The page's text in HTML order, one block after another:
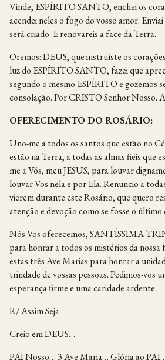
Vinde, ESPÍRITO SANTO, enchei os
acendei neles o fogo do vosso amor.
será criado. E renovareis a face da Terra.
Oremos: DEUS, que instruíste os
luz do ESPÍRITO SANTO, fazei que
segundo o mesmo ESPÍRITO e gozemos
consolação. Por CRISTO Senhor Nosso.
OFERECIMENTO DO ROSÁRIO:
Uno-me a todos os santos que estão no
estão na Terra, a todas as almas fiéis que
me a Vós, meu JESUS, para louvar
louvar-Vos nela e por Ela. Renuncio a
vierem durante este Rosário, que quero
atenção e devoção como se fosse o último
Nós Vos oferecemos, SANTÍSSIMA
para honrar a todos os mistérios da nossa
estas três Ave Marias para honrar a
trindade de vossas pessoas. Pedimos-vos
esperança firme e uma caridade ardente.
R/ Assim Seja
Creio em DEUS…
PAI Nosso… 3 Ave Maria… Glória ao